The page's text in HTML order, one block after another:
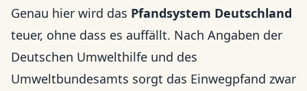
Genau hier wird das Pfandsystem Deutschland
teuer, ohne dass es auffällt. Nach Angaben der
Deutschen Umwelthilfe und des
Umweltbundesamts sorgt das Einwegpfand zwar